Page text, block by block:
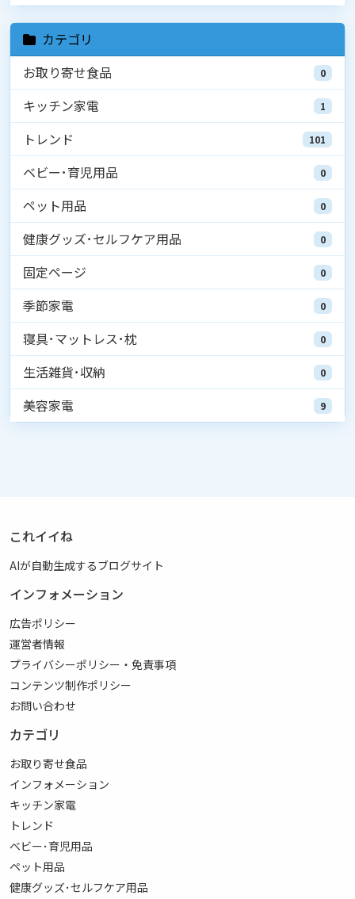
カテゴリ
お取り寄せ食品
0
キッチン家電 1
トレンド 101
ベビー･育児用品 0
ペット用品 0
健康グッズ･セルフケア用品 0
固定ページ 0
季節家電 0
寝具･マットレス･枕 0
生活雑貨･収納 0
美容家電 9
これイイね
AIが自動生成するブログサイト
インフォメーション
広告ポリシー
運営者情報
プライバシーポリシー・免責事項
コンテンツ制作ポリシー
お問い合わせ
カテゴリ
お取り寄せ食品
インフォメーション
キッチン家電
トレンド
ベビー･育児用品
ペット用品
健康グッズ･セルフケア用品